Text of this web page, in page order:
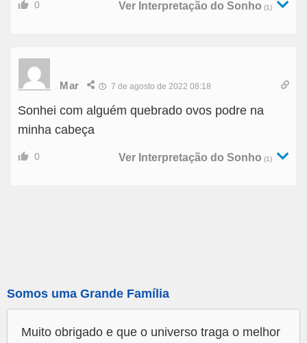
0 Ver Interpretação do Sonho (1)
Mar 7 de agosto de 2022 08:18
Sonhei com alguém quebrado ovos podre na
minha cabeça
0 Ver Interpretação do Sonho (1)
Somos uma Grande Família
Muito obrigado e que o universo traga o melhor